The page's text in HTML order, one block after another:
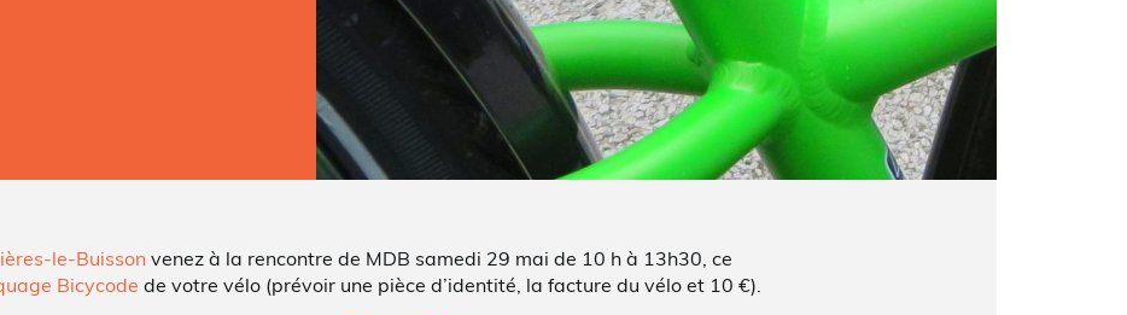
le-Buisson venez à la rencontre de MDB samedi 29 mai de 10 h à 13h30, ce
Bicycode de votre vélo (prévoir une pièce d’identité, la facture du vélo et 10 €).